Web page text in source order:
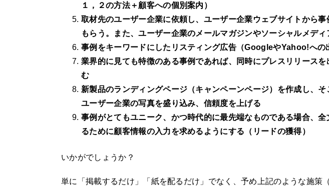
１，２の方法＋顧客への個別案内）
取材先のユーザー企業に依頼し、ユーザー企業ウェブサイトから
もらう。また、ユーザー企業のメールマガジンやソーシャルメディ
事例をキーワードにしたリスティング広告（GoogleやYahoo!への
業界的に見ても特徴のある事例であれば、同時にプレスリリース
む
新製品のランディングページ（キャンペーンページ）を作成し、
ユーザー企業の写真を盛り込み、信頼度を上げる
事例がとてもユニーク、かつ時代的に最先端なものである場合、
るために顧客情報の入力を求めるようにする（リードの獲得）
いかがでしょうか？
単に「掲載するだけ」「紙を配るだけ」でなく、予め上記のような施策